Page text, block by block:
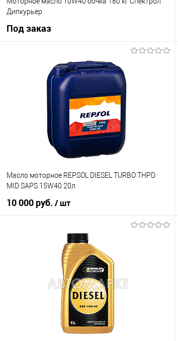
Дипкурьер
Под заказ
Купить в 1 клик
К сравнению
Под заказ
Масло моторное REPSOL DIESEL TURBO THPD
MID SAPS 15W40 20л
10 000 руб. / шт
В корзину
К сравнению
В наличии